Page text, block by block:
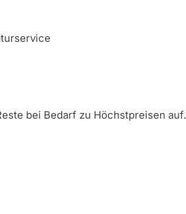
bei Bedarf zu Höchstpreisen auf.